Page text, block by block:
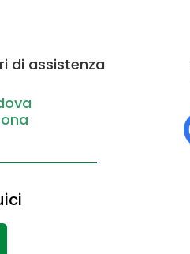
di assistenza